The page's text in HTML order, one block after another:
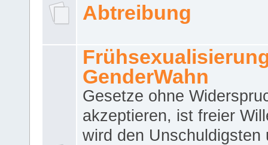
Abtreibung
GenderWahn
Gesetze ohne
akzeptieren, ist freier
wird den Unschuldigsten